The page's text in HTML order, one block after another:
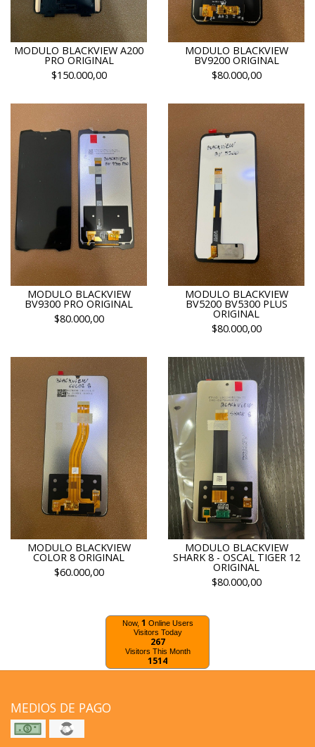
MODULO BLACKVIEW A200
PRO ORIGINAL
$150.000,00
MODULO BLACKVIEW
BV9200 ORIGINAL
$80.000,00
MODULO BLACKVIEW
BV9300 PRO ORIGINAL
$80.000,00
MODULO BLACKVIEW
BV5200 BV5300 PLUS
ORIGINAL
$80.000,00
MODULO BLACKVIEW
COLOR 8 ORIGINAL
$60.000,00
MODULO BLACKVIEW
SHARK 8 - OSCAL TIGER 12
ORIGINAL
$80.000,00
Now, 1 Online Users
Visitors Today
267
Visitors This Month
1514
MEDIOS DE PAGO